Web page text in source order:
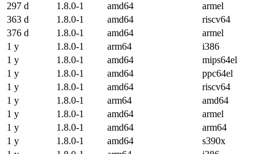
297 d
1.8.0-1 amd64 armel
363 d
1.8.0-1 amd64 riscv64
376 d
1.8.0-1 amd64 armel
1 y
1.8.0-1 arm64 i386
1 y
1.8.0-1 amd64 mips64el
1 y
1.8.0-1 amd64 ppc64el
1 y
1.8.0-1 amd64 riscv64
1 y
1.8.0-1 arm64 amd64
1 y
1.8.0-1 amd64 armel
1 y
1.8.0-1 amd64 arm64
1 y
1.8.0-1 amd64 s390x